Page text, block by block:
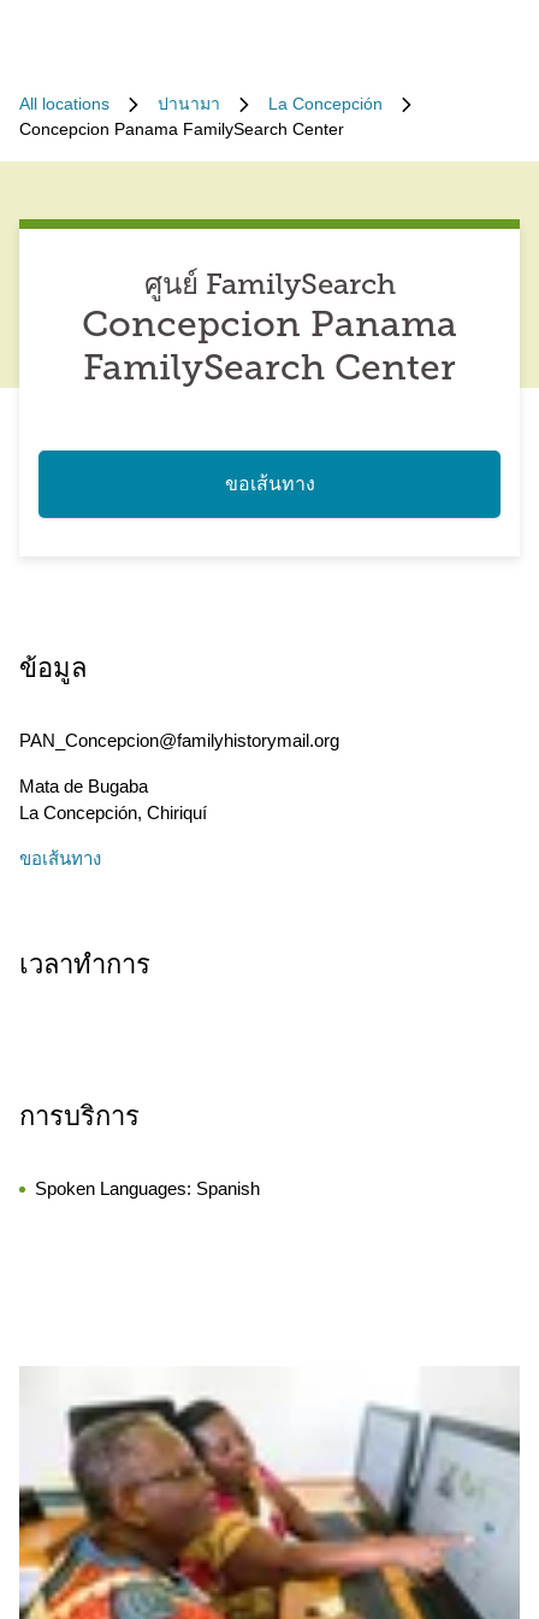
All locations ปานามา
La Concepción
Concepcion Panama FamilySearch Center
ศูนย์ FamilySearch
Concepcion Panama
FamilySearch Center
ขอเส้นทาง
ข้อมูล
PAN_Concepcion@familyhistorymail.org
Mata de Bugaba
La Concepción, Chiriquí
ขอเส้นทาง
เวลาทำการ
การบริการ
Spoken Languages: Spanish